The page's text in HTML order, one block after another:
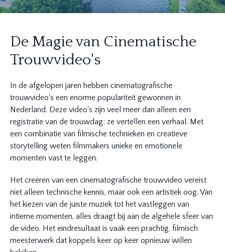
De Magie van Cinematische
Trouwvideo's
In de afgelopen jaren hebben cinematografische
trouwvideo's een enorme populariteit gewonnen in
Nederland. Deze video's zijn veel meer dan alleen een
registratie van de trouwdag; ze vertellen een verhaal. Met
een combinatie van filmische technieken en creatieve
storytelling weten filmmakers unieke en emotionele
momenten vast te leggen.
Het creëren van een cinematografische trouwvideo vereist
niet alleen technische kennis, maar ook een artistiek oog. Van
het kiezen van de juiste muziek tot het vastleggen van
intieme momenten, alles draagt bij aan de algehele sfeer van
de video. Het eindresultaat is vaak een prachtig, filmisch
meesterwerk dat koppels keer op keer opnieuw willen